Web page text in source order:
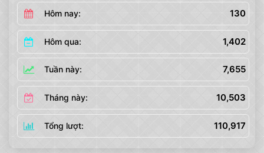
Hôm nay: 130
Hôm qua: 1,402
Tuần này: 7,655
Tháng này: 10,503
Tổng lượt: 110,917